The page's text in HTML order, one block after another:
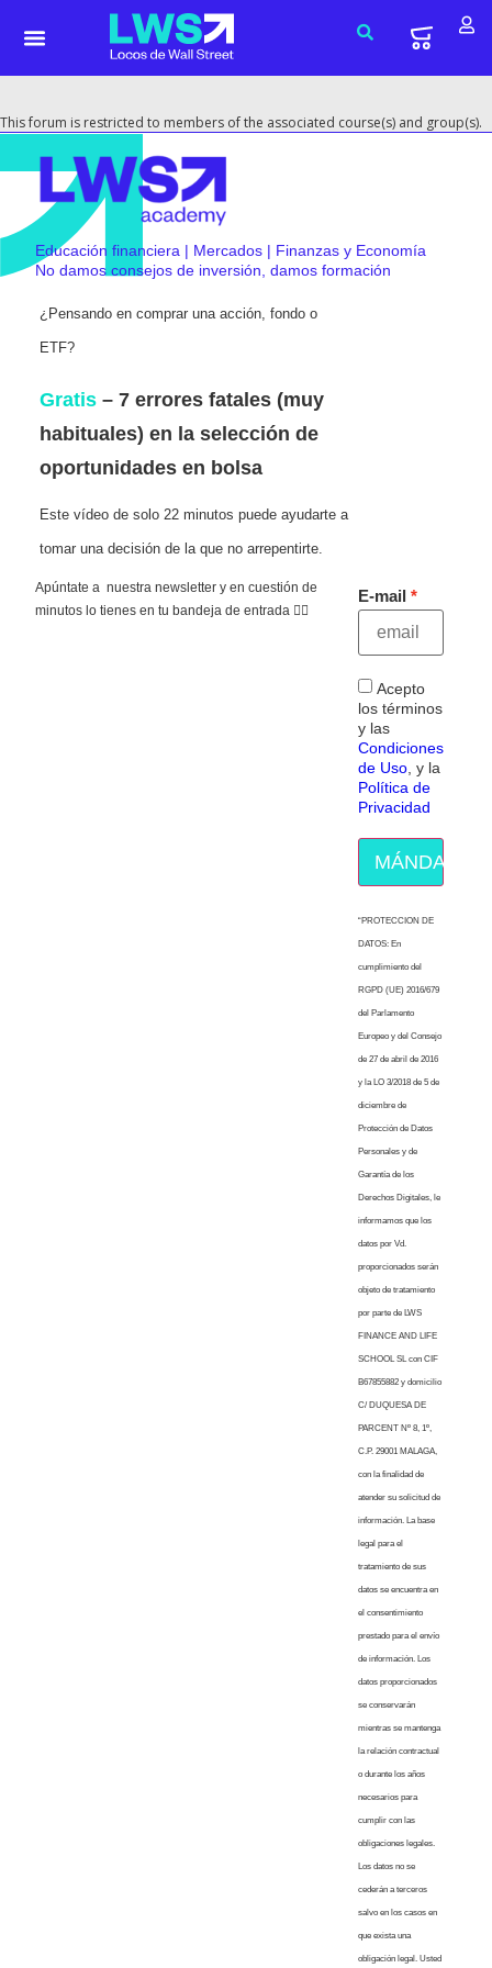
This forum is restricted to members of the associated course(s) and group(s).
Educación financiera | Mercados | Finanzas y Economía
No damos consejos de inversión, damos formación
¿Pensando en comprar una acción, fondo o
ETF?
Gratis – 7 errores fatales (muy
habituales) en la selección de
oportunidades en bolsa
Este vídeo de solo 22 minutos puede ayudarte a
tomar una decisión de la que no arrepentirte.
Apúntate a nuestra newsletter y en cuestión de
minutos lo tienes en tu bandeja de entrada 👇🏻
E-mail
Acepto
los términos
y las
Condiciones
de Uso, y la
Política de
Privacidad
MÁNDAME
“PROTECCION DE
DATOS: En
cumplimiento del
RGPD (UE) 2016/679
del Parlamento
Europeo y del Consejo
de 27 de abril de 2016
y la LO 3/2018 de 5 de
diciembre de
Protección de Datos
Personales y de
Garantía de los
Derechos Digitales, le
informamos que los
datos por Vd.
proporcionados serán
objeto de tratamiento
por parte de LWS
FINANCE AND LIFE
SCHOOL SL con CIF
B67855882 y domicilio
C/ DUQUESA DE
PARCENT Nº 8, 1º,
C.P. 29001 MALAGA,
con la finalidad de
atender su solicitud de
información. La base
legal para el
tratamiento de sus
datos se encuentra en
el consentimiento
prestado para el envío
de información. Los
datos proporcionados
se conservarán
mientras se mantenga
la relación contractual
o durante los años
necesarios para
cumplir con las
obligaciones legales.
Los datos no se
cederán a terceros
salvo en los casos en
que exista una
obligación legal. Usted